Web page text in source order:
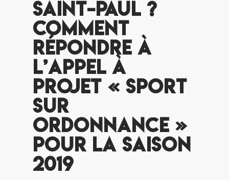
Saint-Paul ?
Comment
répondre à
l’appel à
projet « Sport
sur
Ordonnance »
pour la saison
2019